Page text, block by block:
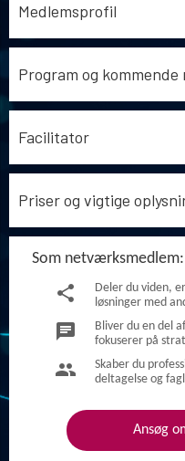
Medlemsprofil
Program og kommende
Facilitator
Priser og vigtige
Som netværksmedlem:
share
Deler du viden,
løsninger med
chat
Bliver du en del
fokuserer på
group
Skaber du
deltagelse og
Ansøg